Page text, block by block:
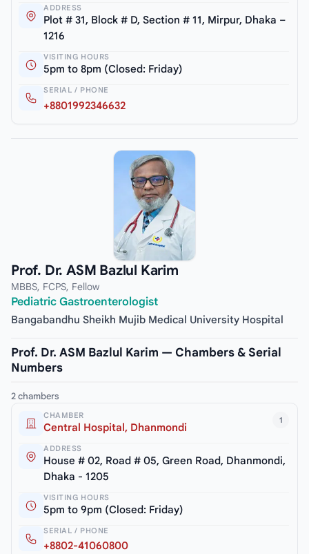
ADDRESS
Plot # 31, Block # D, Section # 11, Mirpur, Dhaka –
1216
VISITING HOURS
5pm to 8pm (Closed: Friday)
SERIAL / PHONE
+8801992346632
Prof. Dr. ASM Bazlul Karim
MBBS, FCPS, Fellow
Pediatric Gastroenterologist
Bangabandhu Sheikh Mujib Medical University Hospital
Prof. Dr. ASM Bazlul Karim — Chambers & Serial
Numbers
2 chambers
1
CHAMBER
Central Hospital, Dhanmondi
ADDRESS
House # 02, Road # 05, Green Road, Dhanmondi,
Dhaka - 1205
VISITING HOURS
5pm to 9pm (Closed: Friday)
SERIAL / PHONE
+8802-41060800